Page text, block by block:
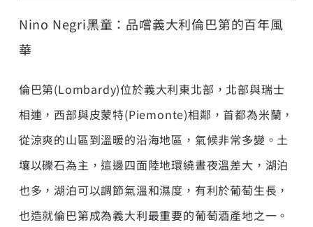
Nino Negri黑童：品嚐義大利倫巴第的百年風
華
倫巴第(Lombardy)位於義大利東北部，北部與瑞士
相連，西部與皮蒙特(Piemonte)相鄰，首都為米蘭，
從涼爽的山區到溫暖的沿海地區，氣候非常多變。土
壤以礫石為主，這邊四面陸地環繞晝夜溫差大，湖泊
也多，湖泊可以調節氣溫和濕度，有利於葡萄生長，
也造就倫巴第成為義大利最重要的葡萄酒產地之一。